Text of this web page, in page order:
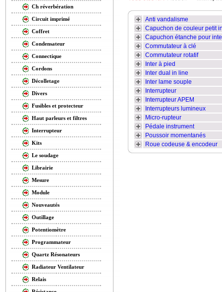
Ch réverbération
Circuit imprimé
Coffret
Condensateur
Connectique
Cordons
Décolletage
Divers
Fusibles et protecteur
Haut parleurs et filtres
Interrupteur
Kits
Le soudage
Librairie
Mesure
Module
Nouveautés
Outillage
Potentiomètre
Programmateur
Quartz Résonateurs
Radiateur Ventilateur
Relais
Anti vandalisme
Capuchon de couleur petit
Capuchon étanche pour
Commutateur à clé
Commutateur rotatif
Inter à pied
Inter dual in line
Inter lame souple
Interrupteur
Interrupteur APEM
Interrupteurs lumineux
Micro-rupteur
Pédale instrument
Poussoir momentanés
Roue codeuse & encodeur